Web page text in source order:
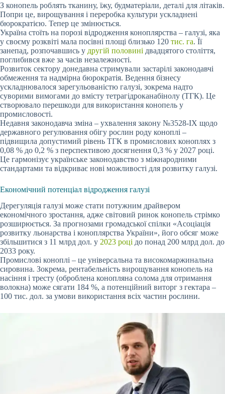
З конопель роблять тканину, їжу, будматеріали, деталі для літаків.
Попри це, вирощування і переробка культури ускладнені
бюрократією. Тепер це змінюється.
Україна стоїть на порозі відродження коноплярства – галузі, яка
у своєму розквіті мала посівні площі близько 120 тис. га. Її
занепад, розпочавшись у другій половині двадцятого століття,
поглибився вже за часів незалежності.
Розвиток сектору донедавна стримували застарілі законодавчі
обмеження та надмірна бюрократія. Ведення бізнесу
ускладнювалося зарегульованістю галузі, зокрема надто
суворими вимогами до вмісту тетрагідроканабінолу (ТГК). Це
створювало перешкоди для використання конопель у
промисловості.
Недавня законодавча зміна – ухвалення закону №3528-IX щодо
державного регулювання обігу рослин роду коноплі –
підвищила допустимий рівень ТГК в промислових коноплях з
0,08 % до 0,2 % з перспективою досягнення 0,3 % у 2027 році.
Це гармонізує українське законодавство з міжнародними
стандартами та відкриває нові можливості для розвитку галузі.
Економічний потенціал відродження галузі
Дерегуляція галузі може стати потужним драйвером
економічного зростання, адже світовий ринок конопель стрімко
розширюється. За прогнозами громадської спілки «Асоціація
розвитку льонарства і коноплярства України», його обсяг може
збільшитися з 11 млрд дол. у 2023 році до понад 200 млрд дол. до
2033 року.
Промислові коноплі – це універсальна та високомаржинальна
сировина. Зокрема, рентабельність вирощування конопель на
насіння і тресту (оброблена конопляна солома для отримання
волокна) може сягати 184 %, а потенційний виторг з гектара –
100 тис. дол. за умови використання всіх частин рослини.